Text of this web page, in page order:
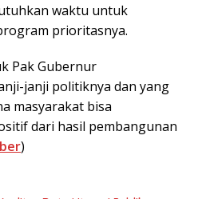
waktu untuk
prioritasnya.
Pak Gubernur
janji politiknya dan yang
masyarakat bisa
dari hasil pembangunan
)